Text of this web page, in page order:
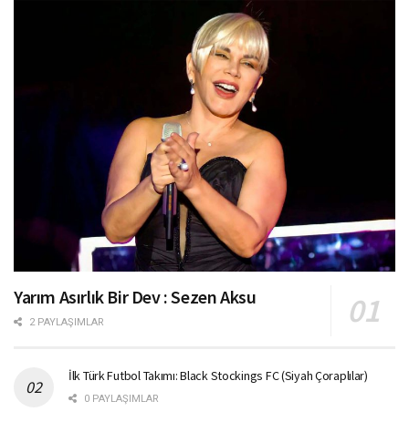
Yarım Asırlık Bir Dev : Sezen Aksu
2 PAYLAŞIMLAR
İlk Türk Futbol Takımı: Black Stockings FC (Siyah Çoraplılar)
0 PAYLAŞIMLAR